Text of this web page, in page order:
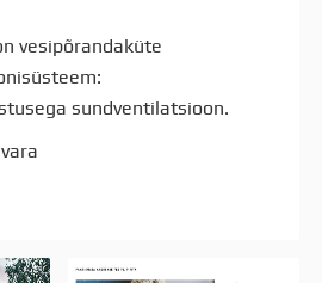
vesipõrandaküte
sundventilatsioon.